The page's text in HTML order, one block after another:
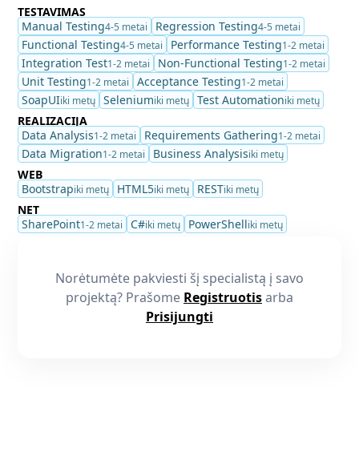
TESTAVIMAS
Manual Testing4-5 metai Regression Testing4-5 metai
Functional Testing4-5 metai Performance Testing1-2 metai
Integration Test1-2 metai Non-Functional Testing1-2 metai
Unit Testing1-2 metai Acceptance Testing1-2 metai
SoapUIiki metų Seleniumiki metų Test Automationiki metų
REALIZACIJA
Data Analysis1-2 metai Requirements Gathering1-2 metai
Data Migration1-2 metai Business Analysisiki metų
WEB
Bootstrapiki metų HTML5iki metų RESTiki metų
NET
SharePoint1-2 metai C#iki metų PowerShelliki metų
Norėtumėte pakviesti šį specialistą į savo
projektą? Prašome Registruotisarba
Prisijungti